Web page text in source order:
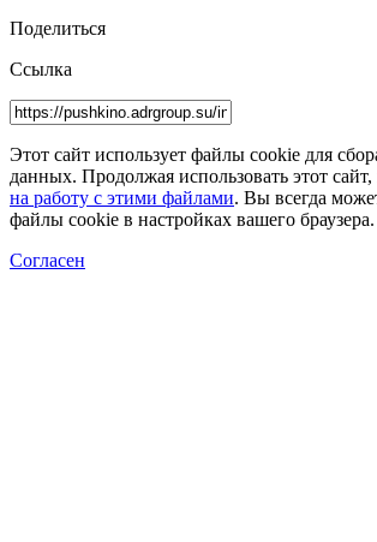
Поделиться
Ссылка
Этот сайт использует файлы cookie для
данных. Продолжая использовать этот сайт,
на работу с этими файлами. Вы всегда
файлы cookie в настройках вашего браузера.
Согласен